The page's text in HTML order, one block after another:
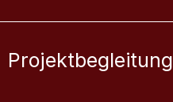
Projektbegleitung